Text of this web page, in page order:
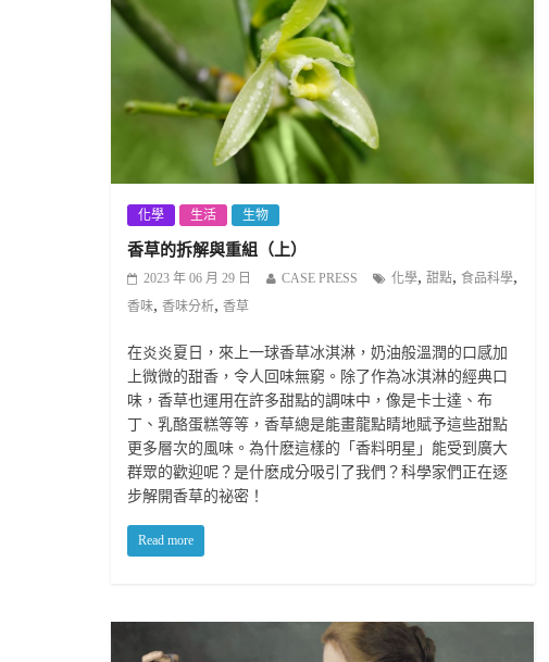
化學 生活 生物
香草的拆解與重組（上）
2023 年 06 月 29 日 CASE PRESS 化學, 甜點, 食品科學,
香味, 香味分析, 香草
在炎炎夏日，來上一球香草冰淇淋，奶油般溫潤的口感加
上微微的甜香，令人回味無窮。除了作為冰淇淋的經典口
味，香草也運用在許多甜點的調味中，像是卡士達、布
丁、乳酪蛋糕等等，香草總是能畫龍點睛地賦予這些甜點
更多層次的風味。為什麽這樣的「香料明星」能受到廣大
群眾的歡迎呢？是什麽成分吸引了我們？科學家們正在逐
步解開香草的祕密！
Read more